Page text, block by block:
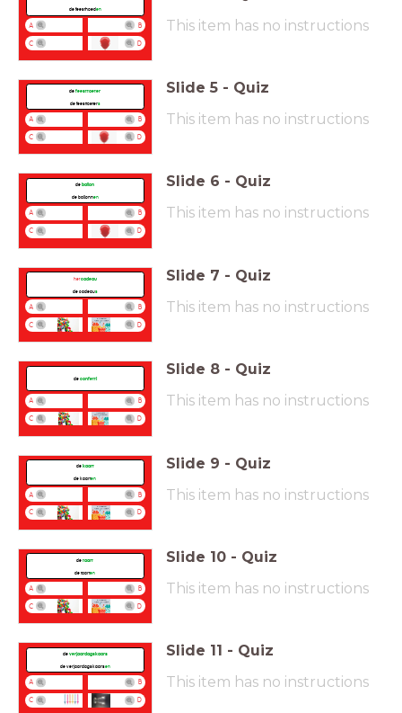
de feesthoeden
A B
C D
This item has no instructions
defeesttoeter
de feesttoeters
A B
C D
Slide 5 - Quiz
This item has no instructions
deballon
de ballonnen
A B
C D
Slide 6 - Quiz
This item has no instructions
hetcadeau
de cadeaus
A B
C D
Slide 7 - Quiz
This item has no instructions
deconfetti
A B
C D
Slide 8 - Quiz
This item has no instructions
dekaart
de kaarten
A B
C D
Slide 9 - Quiz
This item has no instructions
detaart
de taarten
A B
C D
Slide 10 - Quiz
This item has no instructions
deverjaardagskaars
de verjaardagskaarsen
A B
C D
Slide 11 - Quiz
This item has no instructions